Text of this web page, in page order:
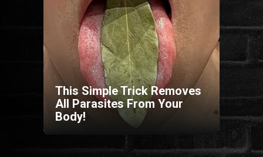
ANIMÁCIÓSThis Simple Trick Removes
All Parasites From Your
Body!